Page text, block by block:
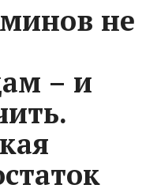
не
– и